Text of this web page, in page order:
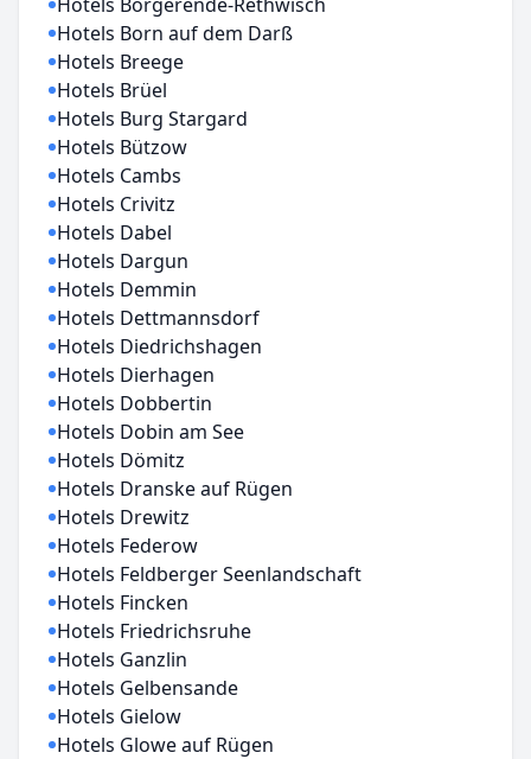
Hotels Born auf dem Darß
Hotels Breege
Hotels Brüel
Hotels Burg Stargard
Hotels Bützow
Hotels Cambs
Hotels Crivitz
Hotels Dabel
Hotels Dargun
Hotels Demmin
Hotels Dettmannsdorf
Hotels Diedrichshagen
Hotels Dierhagen
Hotels Dobbertin
Hotels Dobin am See
Hotels Dömitz
Hotels Dranske auf Rügen
Hotels Drewitz
Hotels Federow
Hotels Feldberger Seenlandschaft
Hotels Fincken
Hotels Friedrichsruhe
Hotels Ganzlin
Hotels Gelbensande
Hotels Gielow
Hotels Glowe auf Rügen